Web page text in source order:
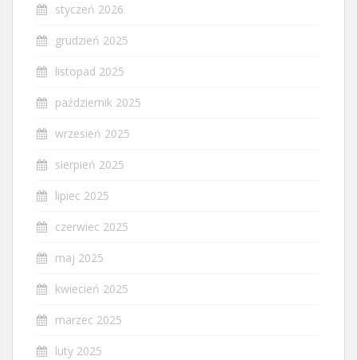
styczeń 2026
grudzień 2025
listopad 2025
październik 2025
wrzesień 2025
sierpień 2025
lipiec 2025
czerwiec 2025
maj 2025
kwiecień 2025
marzec 2025
luty 2025